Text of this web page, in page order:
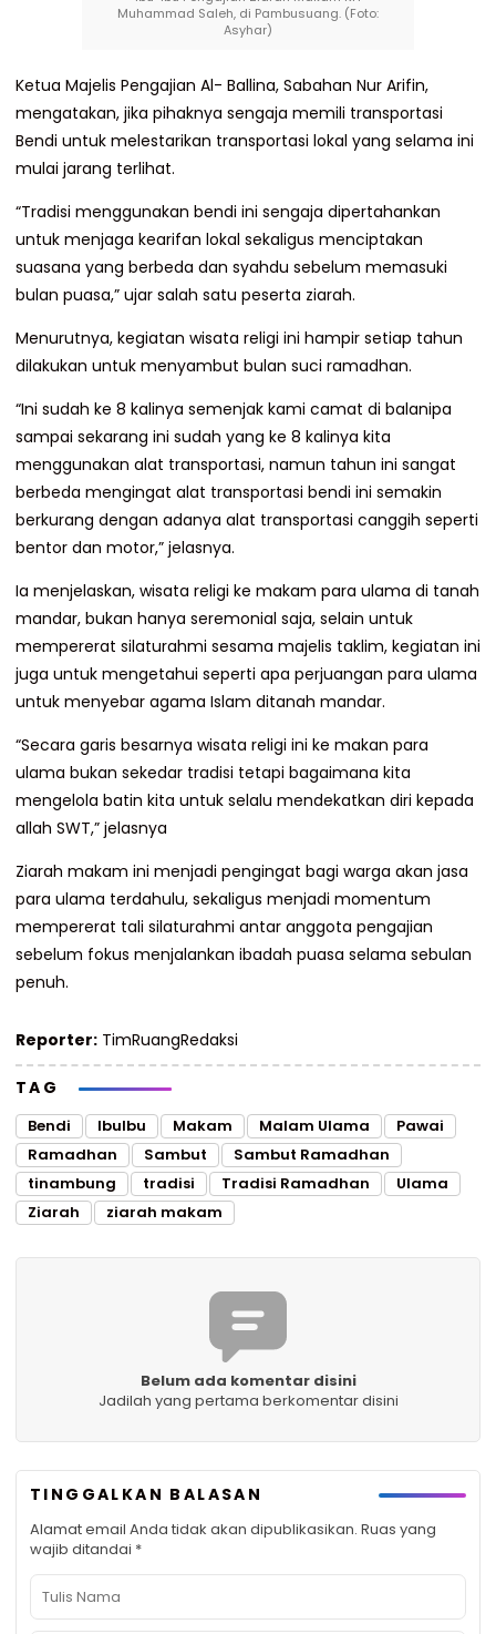
Muhammad Saleh, di Pambusuang. (Foto:
Asyhar)
Ketua Majelis Pengajian Al- Ballina, Sabahan Nur Arifin,
mengatakan, jika pihaknya sengaja memili transportasi
Bendi untuk melestarikan transportasi lokal yang selama ini
mulai jarang terlihat.
“Tradisi menggunakan bendi ini sengaja dipertahankan
untuk menjaga kearifan lokal sekaligus menciptakan
suasana yang berbeda dan syahdu sebelum memasuki
bulan puasa,” ujar salah satu peserta ziarah.
Menurutnya, kegiatan wisata religi ini hampir setiap tahun
dilakukan untuk menyambut bulan suci ramadhan.
“Ini sudah ke 8 kalinya semenjak kami camat di balanipa
sampai sekarang ini sudah yang ke 8 kalinya kita
menggunakan alat transportasi, namun tahun ini sangat
berbeda mengingat alat transportasi bendi ini semakin
berkurang dengan adanya alat transportasi canggih seperti
bentor dan motor,” jelasnya.
Ia menjelaskan, wisata religi ke makam para ulama di tanah
mandar, bukan hanya seremonial saja, selain untuk
mempererat silaturahmi sesama majelis taklim, kegiatan ini
juga untuk mengetahui seperti apa perjuangan para ulama
untuk menyebar agama Islam ditanah mandar.
“Secara garis besarnya wisata religi ini ke makan para
ulama bukan sekedar tradisi tetapi bagaimana kita
mengelola batin kita untuk selalu mendekatkan diri kepada
allah SWT,” jelasnya
Ziarah makam ini menjadi pengingat bagi warga akan jasa
para ulama terdahulu, sekaligus menjadi momentum
mempererat tali silaturahmi antar anggota pengajian
sebelum fokus menjalankan ibadah puasa selama sebulan
penuh.
Reporter: TimRuangRedaksi
TAG
Bendi IbuIbu Makam Malam Ulama
Pawai
Ramadhan
Sambut
Sambut Ramadhan
tinambung
tradisi Tradisi Ramadhan
Ulama
Ziarah
ziarah makam
Belum ada komentar disini
Jadilah yang pertama berkomentar disini
TINGGALKAN BALASAN
Alamat email Anda tidak akan dipublikasikan. Ruas yang
wajib ditandai *